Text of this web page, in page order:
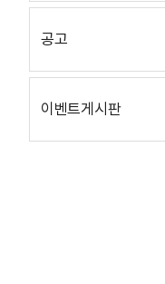
공고
이벤트게시판